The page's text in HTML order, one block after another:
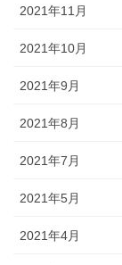
2021年11月
2021年10月
2021年9月
2021年8月
2021年7月
2021年5月
2021年4月